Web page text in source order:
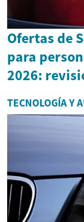
Ofertas de
para
2026:
TECNOLOGÍA Y